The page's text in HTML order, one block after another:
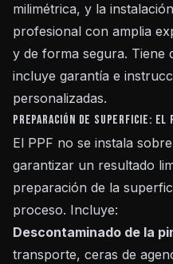
milimétrica, y la
profesional con amplia
y de forma segura. Tiene
incluye garantía e
personalizadas.
Preparación de superficie: el
El PPF no se instala
garantizar un resultado
preparación de la
proceso. Incluye:
Descontaminado de la
transporte, ceras de